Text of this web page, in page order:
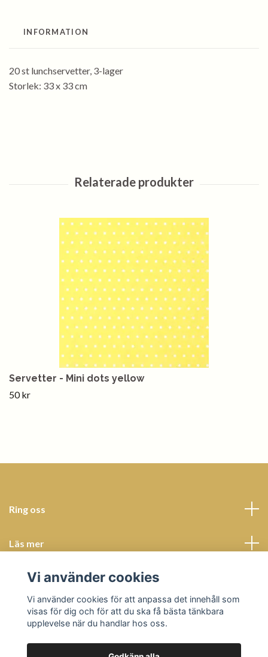
INFORMATION
20 st lunchservetter, 3-lager
Storlek: 33 x 33 cm
Servetter - Mini dots yellow
50 kr
Ring oss
Läs mer
Sociala medier
Vi använder cookies
Vi använder cookies för att anpassa det innehåll som
visas för dig och för att du ska få bästa tänkbara
upplevelse när du handlar hos oss.